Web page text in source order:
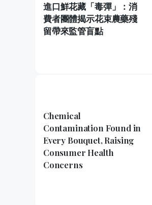
進口鮮花藏「毒彈」：消
費者團體揭示花束農藥殘
留帶來監管盲點
Chemical
Contamination Found in
Every Bouquet, Raising
Consumer Health
Concerns